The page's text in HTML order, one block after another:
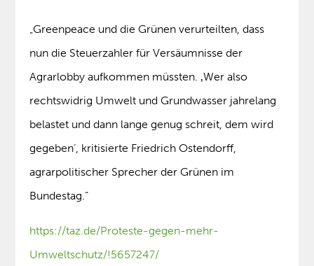
„Greenpeace und die Grünen verurteilten, dass
nun die Steuerzahler für Versäumnisse der
Agrarlobby aufkommen müssten. ‚Wer also
rechtswidrig Umwelt und Grundwasser jahrelang
belastet und dann lange genug schreit, dem wird
gegeben‘, kritisierte Friedrich Ostendorff,
agrarpolitischer Sprecher der Grünen im
Bundestag.“
https://taz.de/Proteste-gegen-mehr-
Umweltschutz/!5657247/